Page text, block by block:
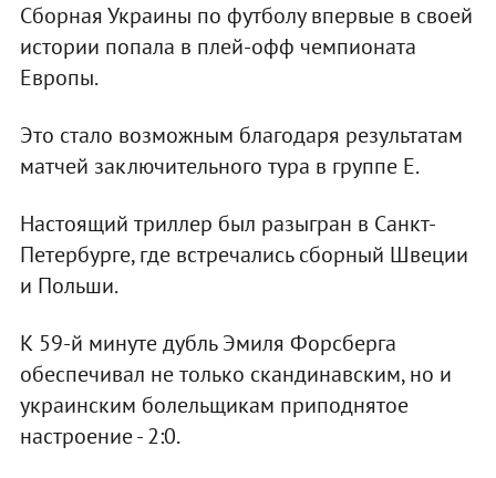
Сборная Украины по футболу впервые в своей
истории попала в плей-офф чемпионата
Европы.
Это стало возможным благодаря результатам
матчей заключительного тура в группе Е.
Настоящий триллер был разыгран в Санкт-
Петербурге, где встречались сборный Швеции
и Польши.
К 59-й минуте дубль Эмиля Форсберга
обеспечивал не только скандинавским, но и
украинским болельщикам приподнятое
настроение - 2:0.